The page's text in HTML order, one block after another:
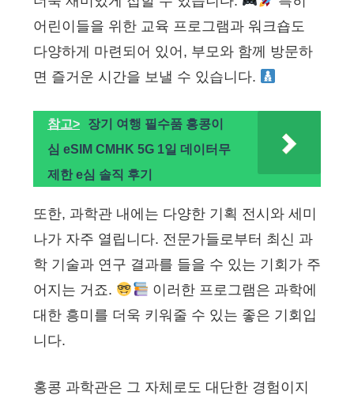
어린이들을 위한 교육 프로그램과 워크숍도
다양하게 마련되어 있어, 부모와 함께 방문하
면 즐거운 시간을 보낼 수 있습니다.
참고>
장기 여행 필수품 홍콩이
심 eSIM CMHK 5G 1일 데이터무
제한 e심 솔직 후기
또한, 과학관 내에는 다양한 기획 전시와 세미
나가 자주 열립니다. 전문가들로부터 최신 과
학 기술과 연구 결과를 들을 수 있는 기회가 주
어지는 거죠.
이러한 프로그램은 과학에
대한 흥미를 더욱 키워줄 수 있는 좋은 기회입
니다.
홍콩 과학관은 그 자체로도 대단한 경험이지